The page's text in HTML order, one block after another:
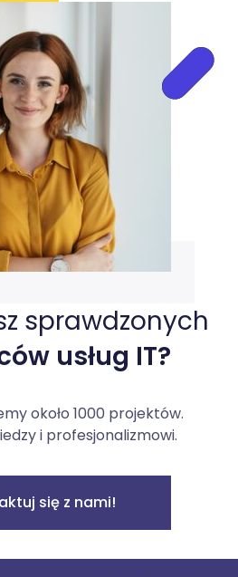
sprawdzonych
usług IT?
około 1000 projektów.
i profesjonalizmowi.
się z nami!